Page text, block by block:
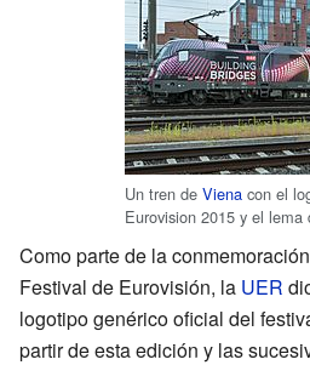
Un tren de Viena con el
Eurovision 2015 y el lema
Como parte de la
Festival de Eurovisión, la UER
logotipo genérico oficial del
partir de esta edición y las